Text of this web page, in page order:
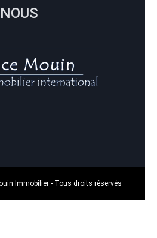
Immobilier - Tous droits réservés